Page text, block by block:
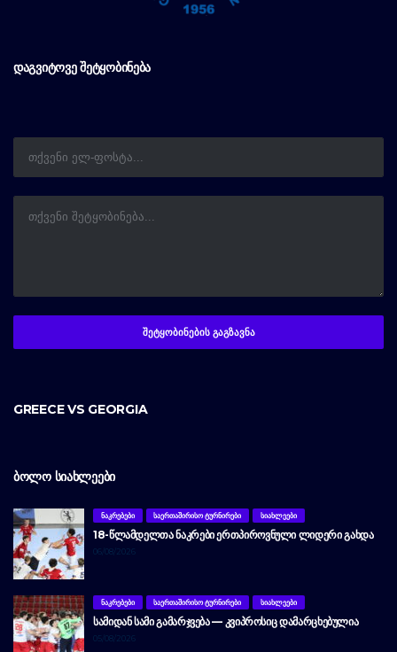
ᲓᲐᲒᲕᲘᲢᲝᲕᲔ ᲨᲔᲢᲧᲝᲑᲘᲜᲔᲑᲐ
GREECE VS GEORGIA
ᲑᲝᲚᲝ ᲡᲘᲐᲮᲚᲔᲔᲑᲘ
ᲜᲐᲙᲠᲔᲑᲔᲑᲘ ᲡᲐᲔᲠᲗᲐᲨᲘᲠᲘᲡᲝ ᲢᲣᲠᲜᲘᲠᲔᲑᲘ ᲡᲘᲐᲮᲚᲔᲔᲑᲘ
18-ᲬᲚᲐᲛᲓᲔᲚᲗᲐ ᲜᲐᲙᲠᲔᲑᲘ ᲔᲠᲗᲞᲘᲠᲝᲕᲜᲣᲚᲘ ᲚᲘᲓᲔᲠᲘ ᲒᲐᲮᲓᲐ
06/08/2026
ᲜᲐᲙᲠᲔᲑᲔᲑᲘ ᲡᲐᲔᲠᲗᲐᲨᲘᲠᲘᲡᲝ ᲢᲣᲠᲜᲘᲠᲔᲑᲘ ᲡᲘᲐᲮᲚᲔᲔᲑᲘ
ᲡᲐᲛᲘᲓᲐᲜ ᲡᲐᲛᲘ ᲒᲐᲛᲐᲠᲯᲕᲔᲑᲐ — ᲙᲕᲘᲞᲠᲝᲡᲘᲪ ᲓᲐᲛᲐᲠᲪᲮᲔᲑᲣᲚᲘᲐ
05/08/2026